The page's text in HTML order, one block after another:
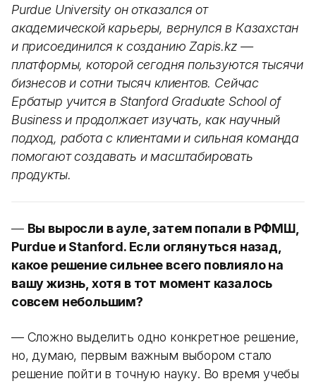
Purdue University он отказался от
академической карьеры, вернулся в Казахстан
и присоединился к созданию Zapis.kz —
платформы, которой сегодня пользуются тысячи
бизнесов и сотни тысяч клиентов. Сейчас
Ербатыр учится в Stanford Graduate School of
Business и продолжает изучать, как научный
подход, работа с клиентами и сильная команда
помогают создавать и масштабировать
продукты.
— Вы выросли в ауле, затем попали в РФМШ,
Purdue и Stanford. Если оглянуться назад,
какое решение сильнее всего повлияло на
вашу жизнь, хотя в тот момент казалось
совсем небольшим?
— Сложно выделить одно конкретное решение,
но, думаю, первым важным выбором стало
решение пойти в точную науку. Во время учебы